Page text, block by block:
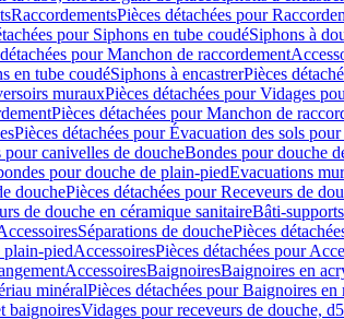
RaccordementsPièces détachées pour
pour Siphons en tube coudéSiphons à
pour Manchon de raccordement
en tube coudéSiphons à encastrerPièces
murauxPièces détachées pour Vidages
Pièces détachées pour Manchon de
Pièces détachées pour Évacuation des sols
pour canivelles de doucheBondes pour douche
pour douche de plain-piedEvacuations
douchePièces détachées pour Receveurs de
de douche en céramique sanitaireBâti-supports
Séparations de douchePièces
plain-piedAccessoiresPièces détachées pour
AccessoiresBaignoiresBaignoires en
minéralPièces détachées pour Baignoires en
baignoiresVidages pour receveurs de douche,